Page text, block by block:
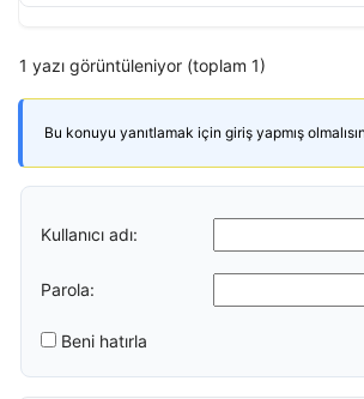
1 yazı görüntüleniyor (toplam 1)
Bu konuyu yanıtlamak için giriş yapmış
Kullanıcı adı:
Parola:
Beni hatırla